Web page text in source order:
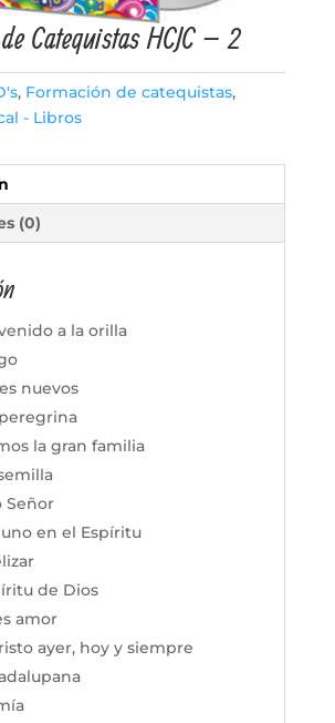
Catequistas HCJC – 2
, Formación de catequistas,
- Libros
(0)
a la orilla
nuevos
la gran familia
Señor
en el Espíritu
de Dios
amor
ayer, hoy y siempre